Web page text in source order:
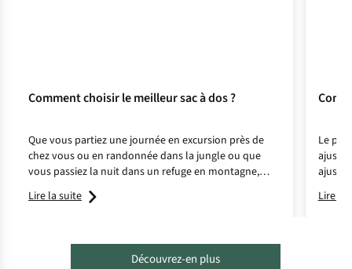
Comment choisir le meilleur sac à dos ?
Que vous partiez une journée en excursion près de
chez vous ou en randonnée dans la jungle ou que
vous passiez la nuit dans un refuge en montagne,
optez pour le bon sac à dos et bénéficiez ainsi d'un
confort et d'un soutien suffisants.
Lire la suite
Le
ajusté.
Lire la
Découvrez-en plus